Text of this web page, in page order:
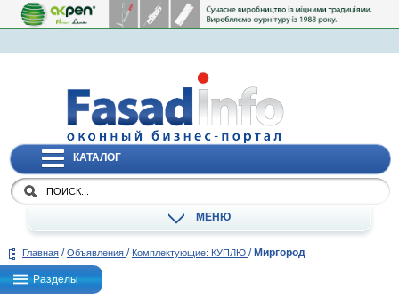
КАТАЛОГ
МЕНЮ
Главная / Объявления / Комплектующие: КУПЛЮ / Миргород
Разделы